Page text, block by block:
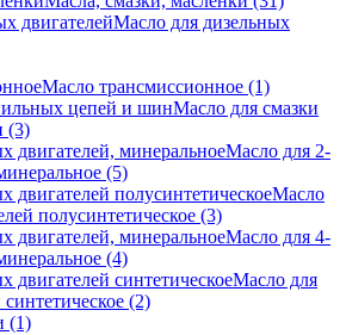
Масло для дизельных
Масло трансмиссионное (1)
Масло для смазки
(3)
Масло для 2-
(5)
Масло
полусинтетическое (3)
Масло для 4-
(4)
Масло для
(2)
(1)